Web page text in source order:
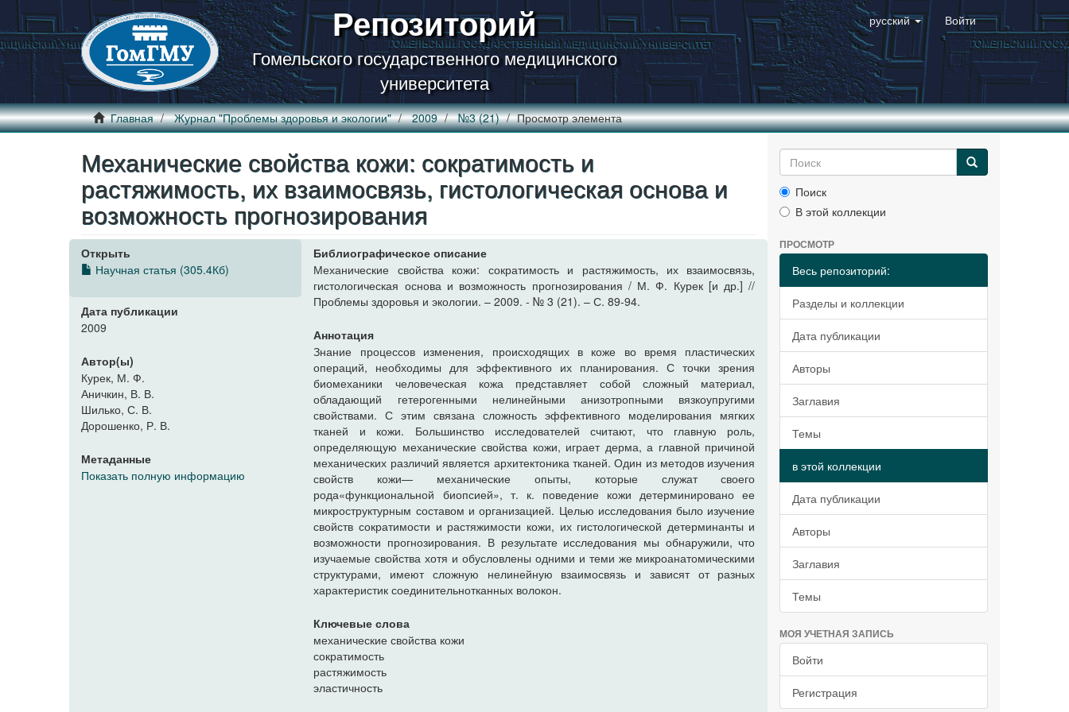
Репозиторий
Гомельского государственного медицинского
университета
русский Войти
Главная Журнал "Проблемы здоровья и экологии" 2009 №3 (21) Просмотр элемента
Механические свойства кожи: сократимость и
растяжимость, их взаимосвязь, гистологическая основа и
возможность прогнозирования
Открыть
Научная статья (305.4Кб)
Дата публикации
2009
Автор(ы)
Курек, М. Ф.
Аничкин, В. В.
Шилько, С. В.
Дорошенко, Р. В.
Метаданные
Показать полную информацию
Библиографическое описание
Механические свойства кожи: сократимость и растяжимость, их взаимосвязь,
гистологическая основа и возможность прогнозирования / М. Ф. Курек [и др.] //
Проблемы здоровья и экологии. – 2009. - № 3 (21). – С. 89-94.
Аннотация
Знание процессов изменения, происходящих в коже во время пластических
операций, необходимы для эффективного их планирования. С точки зрения
биомеханики человеческая кожа представляет собой сложный материал,
обладающий гетерогенными нелинейными анизотропными вязкоупругими
свойствами. С этим связана сложность эффективного моделирования мягких
тканей и кожи. Большинство исследователей считают, что главную роль,
определяющую механические свойства кожи, играет дерма, а главной причиной
механических различий является архитектоника тканей. Один из методов изучения
свойств кожи— механические опыты, которые служат своего
рода«функциональной биопсией», т. к. поведение кожи детерминировано ее
микроструктурным составом и организацией. Целью исследования было изучение
свойств сократимости и растяжимости кожи, их гистологической детерминанты и
возможности прогнозирования. В результате исследования мы обнаружили, что
изучаемые свойства хотя и обусловлены одними и теми же микроанатомическими
структурами, имеют сложную нелинейную взаимосвязь и зависят от разных
характеристик соединительнотканных волокон.
Ключевые слова
механические свойства кожи
сократимость
растяжимость
эластичность
Поиск
В этой коллекции
ПРОСМОТР
Весь репозиторий:
Разделы и коллекции
Дата публикации
Авторы
Заглавия
Темы
в этой коллекции
Дата публикации
Авторы
Заглавия
Темы
МОЯ УЧЕТНАЯ ЗАПИСЬ
Войти
Регистрация